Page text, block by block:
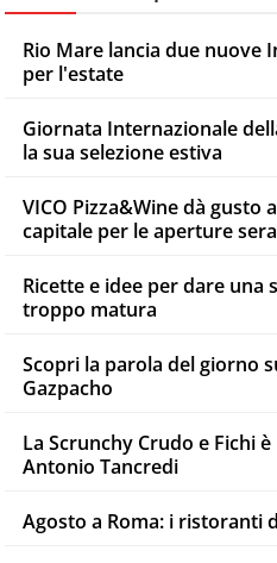
Rio Mare lancia due nuove
per l'estate
Giornata Internazionale
la sua selezione estiva
VICO Pizza&Wine dà gusto
capitale per le aperture
Ricette e idee per dare una
troppo matura
Scopri la parola del giorno
Gazpacho
La Scrunchy Crudo e Fichi
Antonio Tancredi
Agosto a Roma: i ristoranti